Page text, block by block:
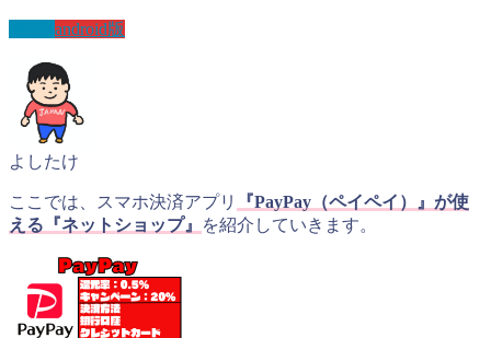
android版
よしたけ
ここでは、スマホ決済アプリ
『PayPay（ペイペイ）』が使
える『ネットショップ』
を紹介していきます。